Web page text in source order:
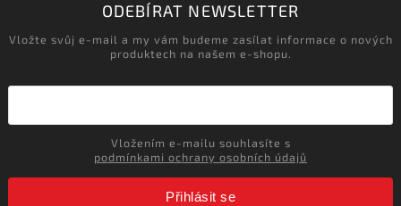
ODEBÍRAT NEWSLETTER
Vložte svůj e-mail a my vám budeme zasílat informace o nových
produktech na našem e-shopu.
podmínkami ochrany osobních údajů
Přihlásit se